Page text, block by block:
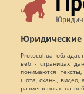
Юридические
Protocol.ua
веб - страницах
понимаются
шота, сканы, видео,
размещенных на веб